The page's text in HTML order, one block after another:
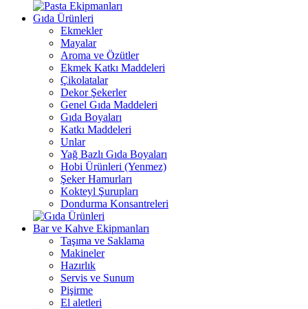
Gıda Ürünleri
Ekmekler
Mayalar
Aroma ve Özütler
Ekmek Katkı Maddeleri
Çikolatalar
Dekor Şekerler
Genel Gıda Maddeleri
Gıda Boyaları
Katkı Maddeleri
Unlar
Yağ Bazlı Gıda Boyaları
Hobi Ürünleri (Yenmez)
Şeker Hamurları
Kokteyl Şurupları
Dondurma Konsantreleri
Bar ve Kahve Ekipmanları
Taşıma ve Saklama
Makineler
Hazırlık
Servis ve Sunum
Pişirme
El aletleri